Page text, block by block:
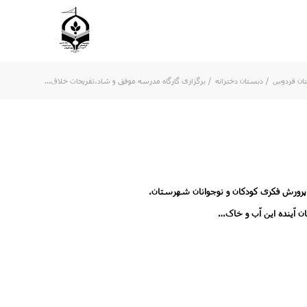
فردوس / دبستان دخترانه / برگزاری گارگاه مدرسه موفق و شاد،تفریحات خلاق...
فکری کودکان و نوجوانان شهرستان.
آینده این آب و خاک…